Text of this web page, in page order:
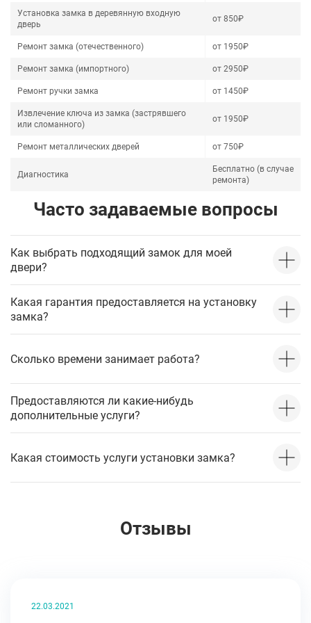
Установка замка в деревянную входную
дверь
от 850₽
Ремонт замка (отечественного) от 1950₽
Ремонт замка (импортного) от 2950₽
Ремонт ручки замка от 1450₽
Извлечение ключа из замка (застрявшего
или сломанного)
от 1950₽
Ремонт металлических дверей от 750₽
Диагностика
Бесплатно (в случае
ремонта)
Часто задаваемые вопросы
Как выбрать подходящий замок для моей
двери?
Какая гарантия предоставляется на установку
замка?
Сколько времени занимает работа?
Предоставляются ли какие-нибудь
дополнительные услуги?
Какая стоимость услуги установки замка?
Отзывы
22.03.2021